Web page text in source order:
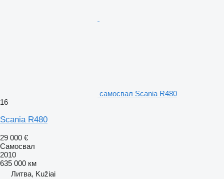
самосвал Scania R480
16
Scania R480
29 000 €
Самосвал
2010
635 000 км
Литва, Kužiai